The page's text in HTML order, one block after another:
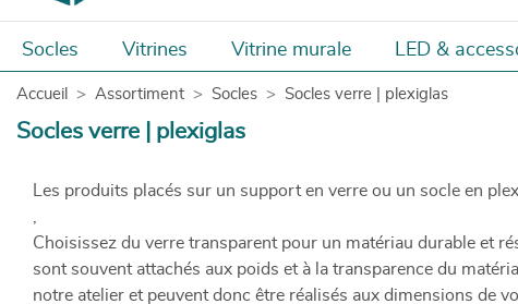
Socles Vitrines Vitrine murale LED &
Accueil Assortiment Socles Socles verre | plexiglas
Socles verre | plexiglas
Les produits placés sur un support en verre ou un socle en
Choisissez du verre transparent pour un matériau durable et
sont souvent attachés aux poids et à la transparence du
notre atelier et peuvent donc être réalisés aux dimensions de